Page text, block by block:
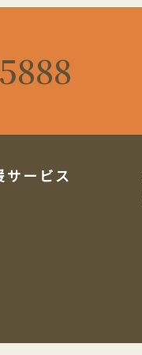
サービス